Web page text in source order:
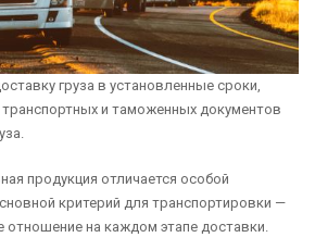
груза в установленные сроки,
и таможенных документов
продукция отличается особой
критерий для транспортировки —
на каждом этапе доставки.